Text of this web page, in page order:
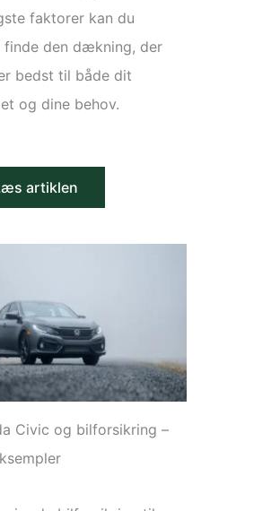
faktorer kan du
finde den dækning, der
bedst til både dit
og dine behov.
artiklen
Civic og bilforsikring –